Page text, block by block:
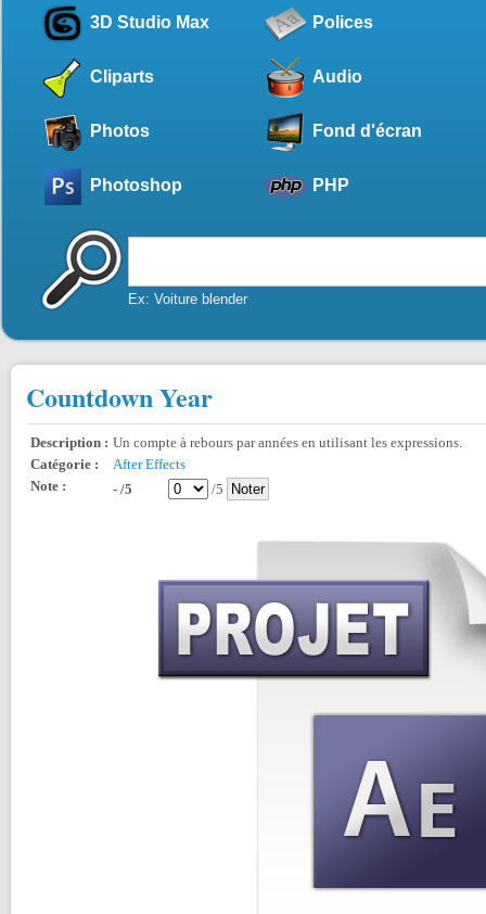
3D Studio Max Polices
Cliparts Audio
Photos Fond d'écran
Photoshop PHP
Ex: Voiture blender
Countdown Year
Description : Un compte à rebours par années en utilisant les expressions.
Catégorie :
After Effects
Note :
- /5 /5